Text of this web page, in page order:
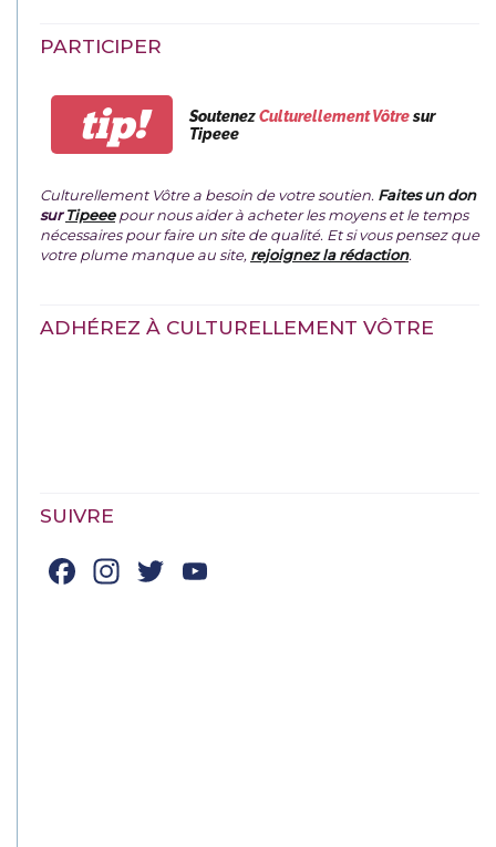
PARTICIPER
tip! SoutenezCulturellement Vôtresur
Tipeee
Culturellement Vôtre a besoin de votre soutien. Faites un don
surTipeeepour nous aider à acheter les moyens et le temps
nécessaires pour faire un site de qualité. Et si vous pensez que
votre plume manque au site, rejoignez la rédaction.
ADHÉREZ À CULTURELLEMENT VÔTRE
SUIVRE
Facebook
Instagram
Twitter